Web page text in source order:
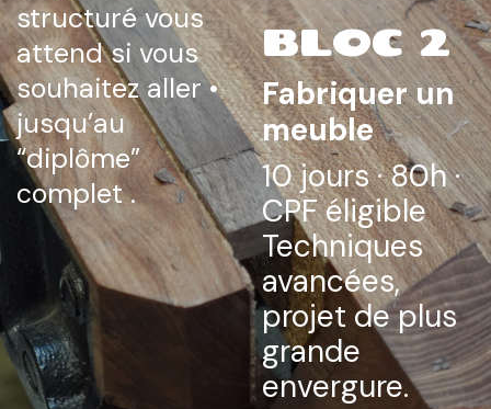
structuré vous
attend si vous
souhaitez aller •
jusqu’au
“diplôme”
complet .
BLOC 2
Fabriquer un
meuble
10 jours · 80h ·
CPF éligible
Techniques
avancées,
projet de plus
grande
envergure.